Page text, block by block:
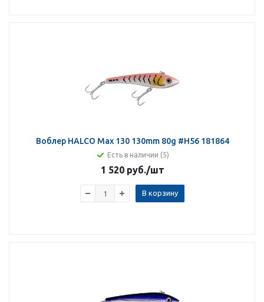
Воблер HALCO Max 130 130mm 80g #H56 181864
Есть в наличии (5)
1 520 руб./шт
В корзину